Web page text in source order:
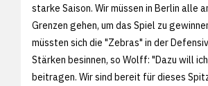
starke Saison. Wir müssen in Berlin alle
Grenzen gehen, um das Spiel zu
müssten sich die "Zebras" in der
Stärken besinnen, so Wolff: "Dazu will
beitragen. Wir sind bereit für dieses